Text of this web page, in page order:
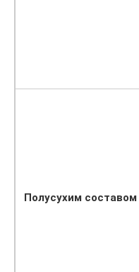
Полусухим составом